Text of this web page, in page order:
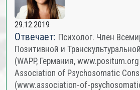
29.12.2019
Отвечает: Психолог. Член
Позитивной и
(WAPP, Германия,
Association of Psychosomatic
(www.association-of-